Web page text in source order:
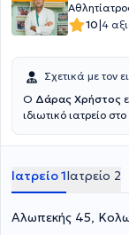
10|4
Σχετικά με τον
Ο Δάρας Χρήστος
ιδιωτικό ιατρείο
Φαλήρου. Είναι
Ρώμης. Επίσης,
στο Γενικό κρατικό
εμπειρία και έχει
καλαθοσφαίρισης
Ιατρείο 1Ιατρείο 2
Αλωπεκής 45,